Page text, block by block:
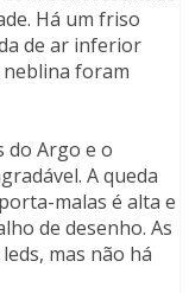
Há um friso
de ar inferior
foram
do Argo e o
A queda
malas é alta e
de desenho. As
mas não há